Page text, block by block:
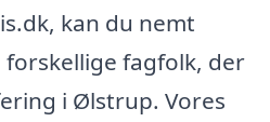
kan du nemt
fagfolk, der
i Ølstrup. Vores